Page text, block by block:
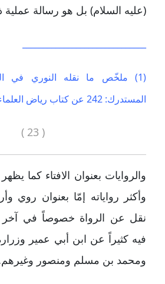
(عليه السلام) بل هو رسالة عملية
(1) ملخّص ما نقله النوري في
المستدرك: 242 عن كتاب رياض العلماء.
( 23 )
والروايات بعنوان الافتاء كما
وأكثر رواياته إمّا بعنوان روي
نقل عن الرواة خصوصاً في آخر
فيه كثيراً عن ابن أبي عمير
ومحمد بن مسلم ومنصور